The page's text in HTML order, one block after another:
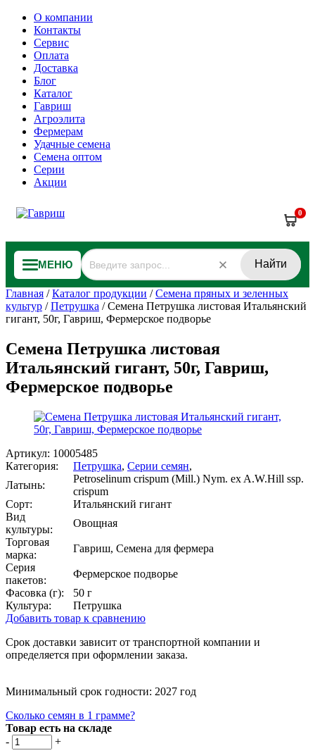
О компании
Контакты
Сервис
Оплата
Доставка
Блог
Каталог
Гавриш
Агроэлита
Фермерам
Удачные семена
Семена оптом
Серии
Акции
0
МЕНЮ Найти
Главная /Каталог продукции /Семена пряных и зеленных
культур /Петрушка /Семена Петрушка листовая Итальянский
гигант, 50г, Гавриш, Фермерское подворье
Семена Петрушка листовая
Итальянский гигант, 50г, Гавриш,
Фермерское подворье
Артикул: 10005485
Категория:
Петрушка, Серии семян,
Латынь:
Petroselinum crispum (Mill.) Nym. ex A.W.Hill ssp.
crispum
Сорт:
Итальянский гигант
Вид
культуры:
Овощная
Торговая
марка:
Гавриш, Семена для фермера
Серия
пакетов:
Фермерское подворье
Фасовка (г):
50 г
Культура:
Петрушка
Добавить товар к сравнению
Срок доставки зависит от транспортной компании и
определяется при оформлении заказа.
Минимальный срок годности: 2027 год
Сколько семян в 1 грамме?
Товар есть на складе
-
+